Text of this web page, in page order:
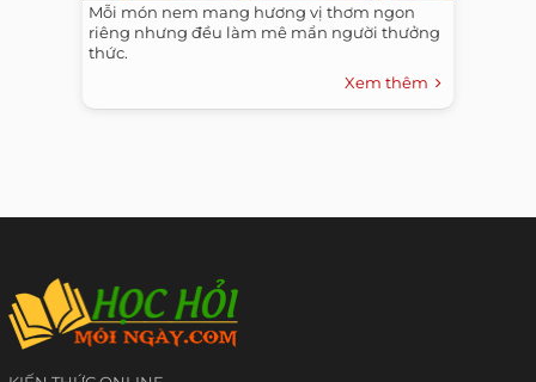
Mỗi món nem mang hương vị thơm ngon
riêng nhưng đều làm mê mẩn người thưởng
thức.
Xem thêm